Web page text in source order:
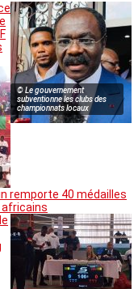
© Le gouvernement
subventionne les clubs des
championnats locaux
remporte 40 médailles
africains